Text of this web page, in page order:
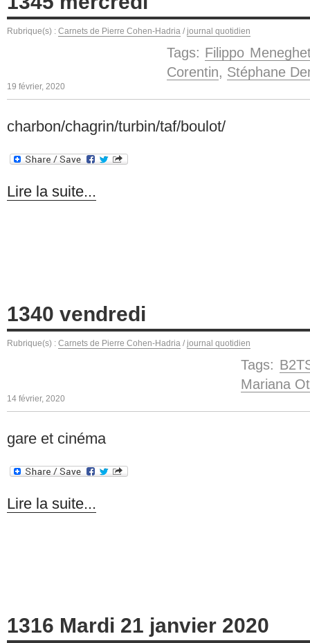
Rubrique(s) : Carnets de Pierre Cohen-Hadria / journal quotidien
Tags: Filippo
Corentin, Stéphane
19 février, 2020
charbon/chagrin/turbin/taf/boulot/
Lire la suite...
1340 vendredi
Rubrique(s) : Carnets de Pierre Cohen-Hadria / journal quotidien
Tags:
Mariana
14 février, 2020
gare et cinéma
Lire la suite...
1316 Mardi 21 janvier 2020